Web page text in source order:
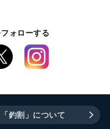
ォローする
釣割」について